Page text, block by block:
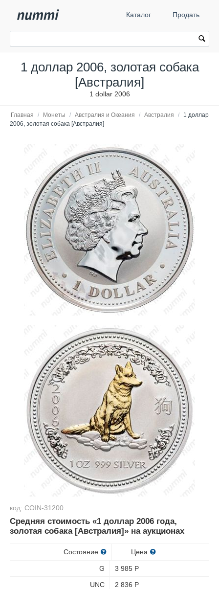
Каталог Продать
1 доллар 2006, золотая собака
[Австралия]
1 dollar 2006
Главная / Монеты / Австралия и Океания / Австралия /
1 доллар
2006, золотая собака [Австралия]
код: COIN-31200
Средняя стоимость «1 доллар 2006 года,
золотая собака [Австралия]» на аукционах
Состояние Цена
G 3 985 Р
UNC 2 836 Р